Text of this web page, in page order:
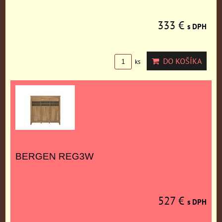
333 € s DPH
ks DO KOŠÍKA
BERGEN REG3W
527 € s DPH